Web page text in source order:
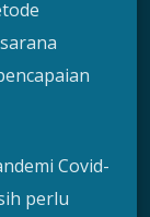
Covid-
perlu